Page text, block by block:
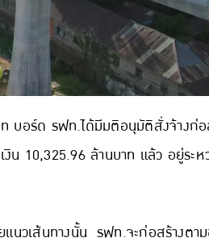
ท บอร์ด รฟท.ได้มีมติอนุมัติสั่งจ้าง
น 10,325.96 ล้านบาท แล้ว อยู่ระ
แนวเส้นทางนั้น รฟท.จะก่อสร้างต